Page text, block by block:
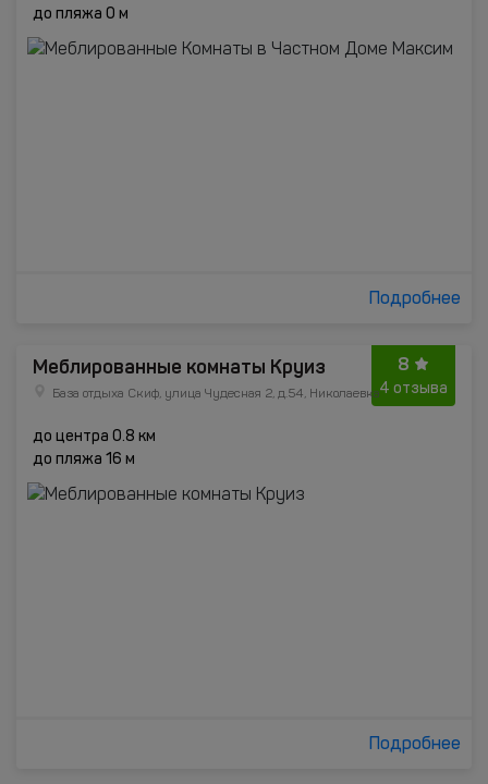
до пляжа 0 м
Подробнее
8
4 отзыва
Меблированные комнаты Круиз
База отдыха Скиф, улица Чудесная 2, д.54, Николаевка
до центра 0.8 км
до пляжа 16 м
Подробнее